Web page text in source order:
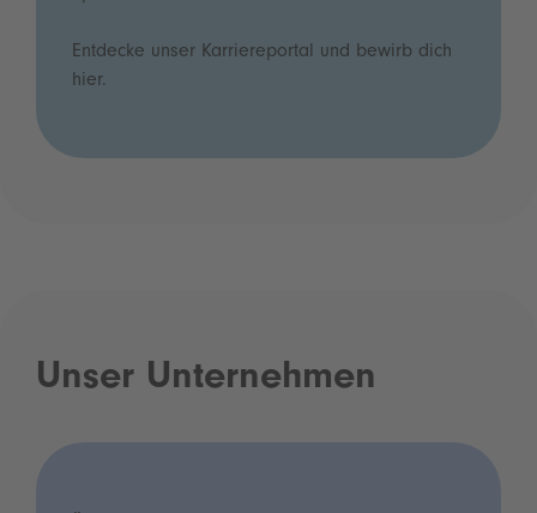
Entdecke unser Karriereportal und bewirb dich
hier.
Unser Unternehmen